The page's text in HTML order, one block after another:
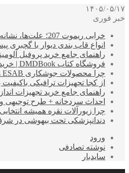
۱۴۰۵/۰۵/۱۷
خبر فوری
خرابی ریموت 207؛ علت‌ها، نشانه‌ها و روش‌های تعمیر
انواع قاب بندی دیوار با
راهنمای جامع خرید پروفیل
فروشگاه کتاب DMDBook | خرید کتاب فانتزی، عاشقانه، دارک رومنس و رمان بدون حذفیات
چرا محصولات جوشکاری ESAB همچنان انتخاب اول صنایع بزرگ هستند؟
از کجا تجهیزات ترافیکی
راهنمای جامع خرید تجهیزات
احداث سردخانه + طرح توجیهی و تمام
چرا زیورآلات نقره همیشه
دندانپزشکی تحت بیهوشی در
ورود
نوشته تصادفی
سایدبار